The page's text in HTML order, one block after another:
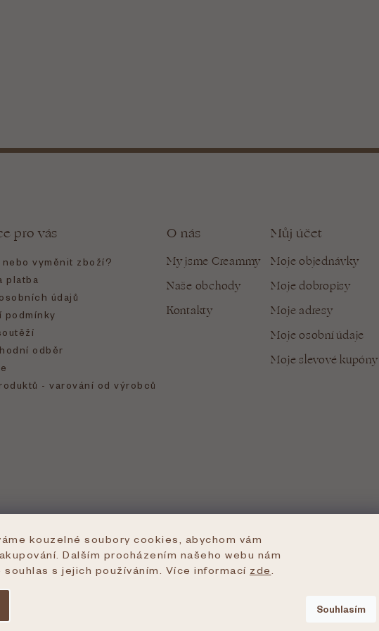
kouzelné soubory cookies, abychom vám
Dalším procházením našeho webu nám
souhlas s jejich používáním. Více informací zde
Souhlasím
pro vás
vyměnit zboží?
platba
údajů
podmínky
odběr
- varování od výrobců
O nás
My jsme Creammy
Naše obchody
Kontakty
Můj účet
Moje objednávky
Moje dobropisy
Moje adresy
Moje osobní údaje
Moje slevové kupóny